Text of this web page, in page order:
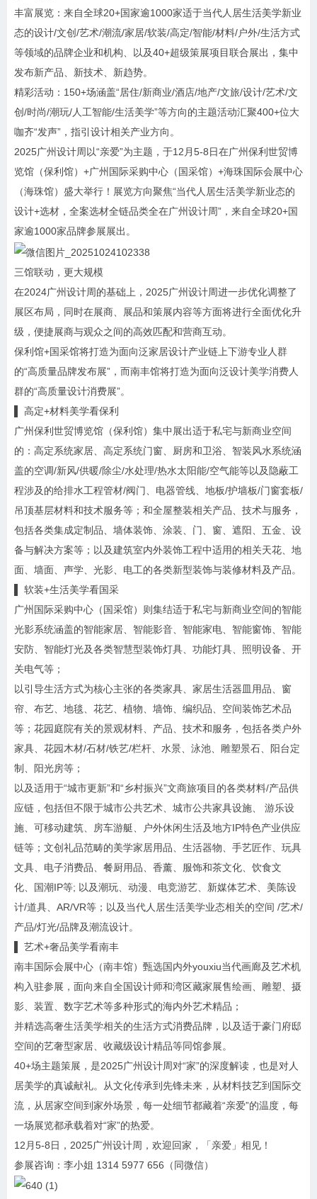
丰富展览：来自全球20+国家逾1000家适于当代人居生活美学新业
态的设计/文创/艺术/潮流/家居/软装/高定/智能/材料/户外/生活方式
等领域的品牌企业和机构、以及40+超级策展项目联合展出，集中
发布新产品、新技术、新趋势。
精彩活动：150+场涵盖“居住/新商业/酒店/地产/文旅/设计/艺术/文
创/时尚/潮玩/人工智能/生活美学”等方向的主题活动汇聚400+位大
咖齐“发声”，指引设计相关产业方向。
2025广州设计周以“亲爱”为主题，于12月5-8日在广州保利世贸博
览馆（保利馆）+广州国际采购中心（国采馆）+海珠国际会展中心
（海珠馆）盛大举行！展览方向聚焦“当代人居生活美学新业态的
设计+选材，全案选材全链品类全在广州设计周”，来自全球20+国
家逾1000家品牌参展展出。
三馆联动，更大规模
在2024广州设计周的基础上，2025广州设计周进一步优化调整了
展区布局，同时在展商、展品和策展内容等方面将进行全面优化升
级，便捷展商与观众之间的高效匹配和营商互动。
保利馆+国采馆将打造为面向泛家居设计产业链上下游专业人群
的“高质量品牌发布展”，而南丰馆将打造为面向泛设计美学消费人
群的“高质量设计消费展”。
▌ 高定+材料美学看保利
广州保利世贸博览馆（保利馆）集中展出适于私宅与新商业空间
的：高定系统家居、高定系统门窗、厨房和卫浴、智装风水系统涵
盖的空调/新风/供暖/除尘/水处理/热水太阳能/空气能等以及隐蔽工
程涉及的给排水工程管材/阀门、电器管线、地板/护墙板/门窗套板/
吊顶基层材料和技术服务等；和全屋整装相关产品、技术与服务，
包括各类集成定制品、墙体装饰、涂装、门、窗、遮阳、五金、设
备与解决方案等；以及建筑室内外装饰工程中适用的相关天花、地
面、墙面、声学、光影、电工的各类新型装饰与装修材料及产品。
▌ 软装+生活美学看国采
广州国际采购中心（国采馆）则集结适于私宅与新商业空间的智能
光影系统涵盖的智能家居、智能影音、智能家电、智能窗饰、智能
安防、智能灯光及各类智慧型装饰灯具、功能灯具、照明设备、开
关电气等；
以引导生活方式为核心主张的各类家具、家居生活器皿用品、窗
帘、布艺、地毯、花艺、植物、墙饰、编织品、空间装饰艺术品
等；花园庭院有关的景观材料、产品、技术和服务，包括各类户外
家具、花园木材/石材/铁艺/栏杆、水景、泳池、雕塑景石、阳台定
制、阳光房等；
以及适用于“城市更新”和“乡村振兴”文商旅项目的各类材料/产品供
应链，包括但不限于城市公共艺术、城市公共家具设施、 游乐设
施、可移动建筑、房车游艇、户外休闲生活及地方IP特色产业供应
链等；文创礼品范畴的美学家居用品、生活器物、手艺匠作、玩具
文具、电子消费品、餐厨用品、香薰、服饰和茶文化、饮食文
化、国潮IP等; 以及潮玩、动漫、电竞游艺、新媒体艺术、美陈设
计/道具、AR/VR等；以及当代人居生活美学业态相关的空间 /艺术/
产品/灯光/品牌及潮流设计。
▌ 艺术+奢品美学看南丰
南丰国际会展中心（南丰馆）甄选国内外youxiu当代画廊及艺术机
构入驻参展，面向来自全国设计师和湾区藏家展售绘画、雕塑、摄
影、装置、数字艺术等多种形式的海内外艺术精品；
并精选高奢生活美学相关的生活方式消费品牌，以及适于豪门府邸
空间的艺奢型家居、收藏级设计精品等同馆参展。
40+场主题策展，是2025广州设计周对“家”的深度解读，也是对人
居美学的真诚献礼。从文化传承到先锋未来，从材料技艺到国际交
流，从居家空间到家外场景，每一处细节都藏着“亲爱”的温度，每
一场展览都承载着对“家”的热爱。
12月5-8日，2025广州设计周，欢迎回家，「亲爱」相见！
参展咨询：李小姐 1314 5977 656（同微信）